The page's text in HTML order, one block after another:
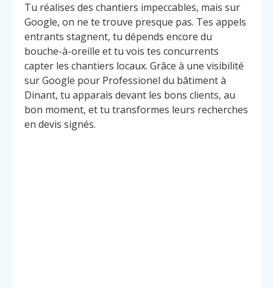
Tu réalises des chantiers impeccables, mais sur
Google, on ne te trouve presque pas. Tes appels
entrants stagnent, tu dépends encore du
bouche-à-oreille et tu vois tes concurrents
capter les chantiers locaux. Grâce à une visibilité
sur Google pour Professionel du bâtiment à
Dinant, tu apparais devant les bons clients, au
bon moment, et tu transformes leurs recherches
en devis signés.